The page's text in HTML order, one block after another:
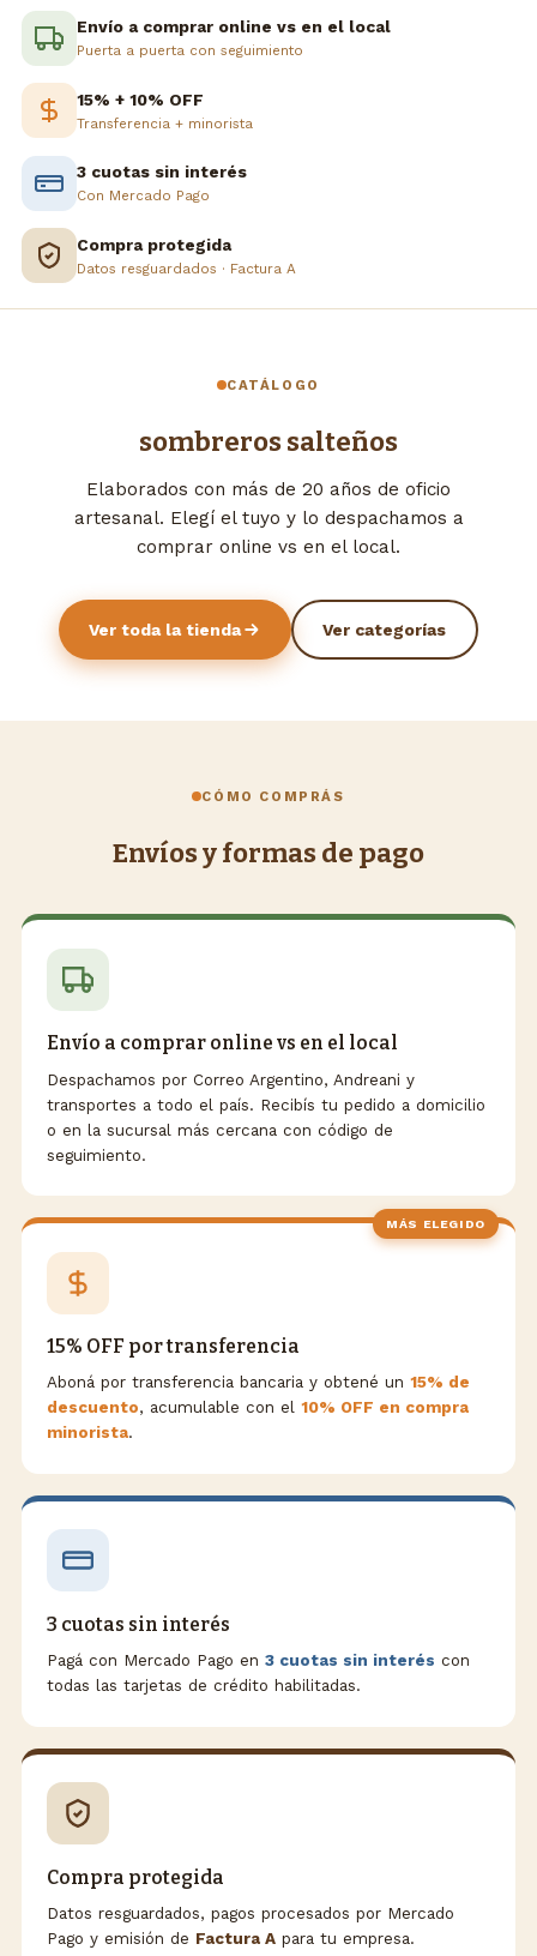
Envío a comprar online vs en el local
Puerta a puerta con seguimiento
15% + 10% OFF
Transferencia + minorista
3 cuotas sin interés
Con Mercado Pago
Compra protegida
Datos resguardados · Factura A
CATÁLOGO
sombreros salteños
Elaborados con más de 20 años de oficio
artesanal. Elegí el tuyo y lo despachamos a
comprar online vs en el local.
Ver toda la tienda Ver categorías
CÓMO COMPRÁS
Envíos y formas de pago
Envío a comprar online vs en el local
Despachamos por Correo Argentino, Andreani y
transportes a todo el país. Recibís tu pedido a domicilio
o en la sucursal más cercana con código de
seguimiento.
MÁS ELEGIDO
15% OFF por transferencia
Aboná por transferencia bancaria y obtené un 15% de
descuento, acumulable con el 10% OFF en compra
minorista.
3 cuotas sin interés
Pagá con Mercado Pago en 3 cuotas sin interés con
todas las tarjetas de crédito habilitadas.
Compra protegida
Datos resguardados, pagos procesados por Mercado
Pago y emisión de Factura Apara tu empresa.